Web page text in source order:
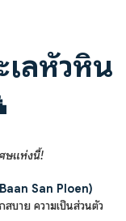
ลหัวหิน
ศษแห่งนี้!
San Ploen)
บาย ความเป็นส่วนตัว